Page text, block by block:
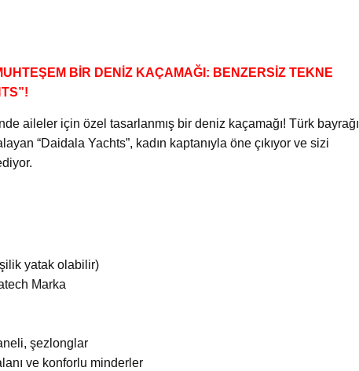
BİR DENİZ KAÇAMAĞI: BENZERSİZ TEKNE
aileler için özel tasarlanmış bir deniz kaçamağı! Türk bayrağı
“Daidala Yachts”, kadın kaptanıyla öne çıkıyor ve sizi
yatak olabilir)
Marka
şezlonglar
ve konforlu minderler